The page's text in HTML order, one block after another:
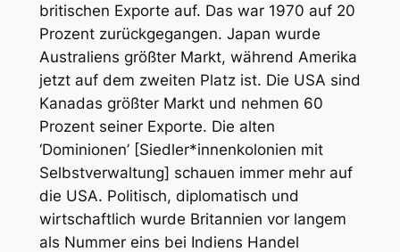
britischen Exporte auf. Das war 1970 auf 20
Prozent zurückgegangen. Japan wurde
Australiens größter Markt, während Amerika
jetzt auf dem zweiten Platz ist. Die USA sind
Kanadas größter Markt und nehmen 60
Prozent seiner Exporte. Die alten
‘Dominionen’ [Siedler*innenkolonien mit
Selbstverwaltung] schauen immer mehr auf
die USA. Politisch, diplomatisch und
wirtschaftlich wurde Britannien vor langem
als Nummer eins bei Indiens Handel